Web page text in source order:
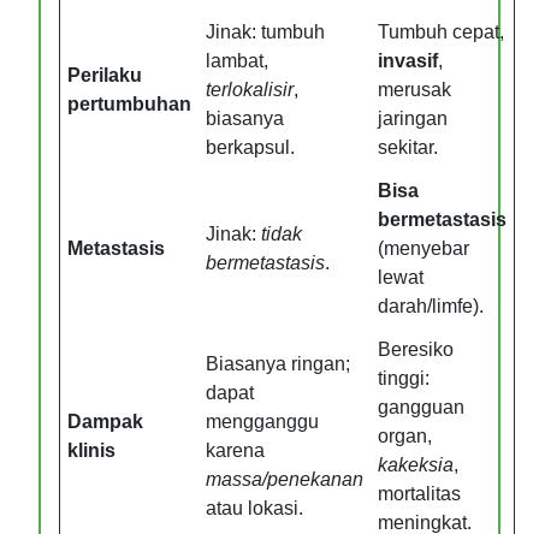
Perilaku
pertumbuhan
Jinak: tumbuh
lambat,
terlokalisir,
biasanya
berkapsul.
Tumbuh cepat,
invasif,
merusak
jaringan
sekitar.
Metastasis
Jinak: tidak
bermetastasis.
Bisa
bermetastasis
(menyebar
lewat
darah/limfe).
Dampak
klinis
Biasanya ringan;
dapat
mengganggu
karena
massa/penekanan
atau lokasi.
Beresiko
tinggi:
gangguan
organ,
kakeksia,
mortalitas
meningkat.